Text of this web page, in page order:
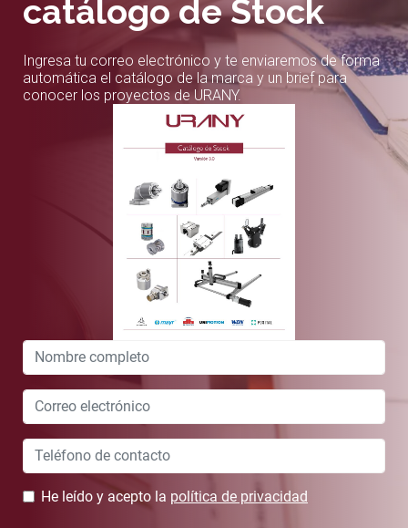
catálogo de Stock
Ingresa tu correo electrónico y te enviaremos de forma
automática el catálogo de la marca y un brief para
conocer los proyectos de URANY.
Leave
this
field
blank
He leído y acepto la política de privacidad